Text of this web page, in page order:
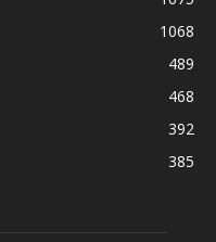
1068
489
468
392
385